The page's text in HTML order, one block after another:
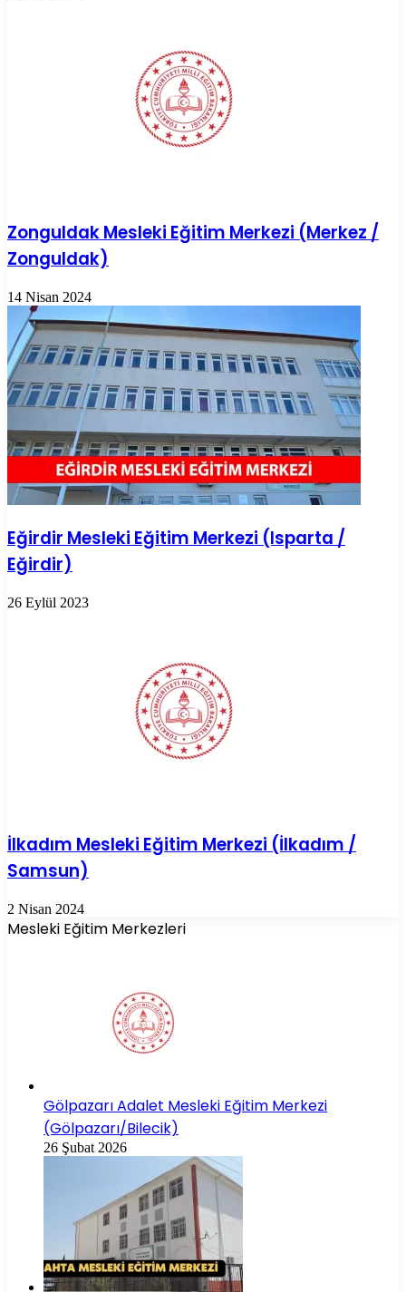
Zonguldak Mesleki Eğitim Merkezi (Merkez /
Zonguldak)
14 Nisan 2024
Eğirdir Mesleki Eğitim Merkezi (Isparta /
Eğirdir)
26 Eylül 2023
İlkadım Mesleki Eğitim Merkezi (İlkadım /
Samsun)
2 Nisan 2024
Mesleki Eğitim Merkezleri
Gölpazarı Adalet Mesleki Eğitim Merkezi
(Gölpazarı/Bilecik)
26 Şubat 2026